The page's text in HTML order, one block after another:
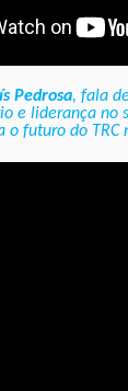
Pedrosa, fala
e liderança no
o futuro do TRC